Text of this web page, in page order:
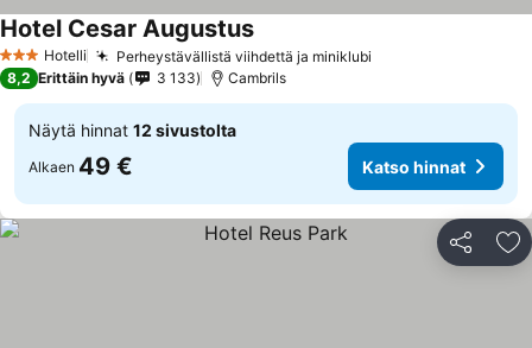
3 Tähtiluokitus
Hotelli Perheystävällistä viihdettä ja miniklubi
Hotel Cesar Augustus
8,2 Erittäin hyvä 3 133 Cambrils
Näytä hinnat 12 sivustolta
Alkaen 49 € Katso hinnat
Jaa